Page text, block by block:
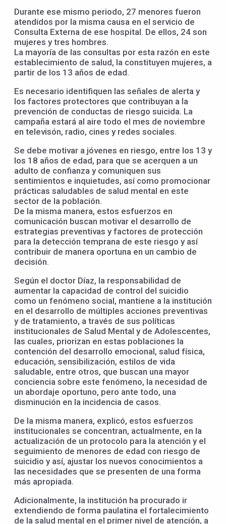
Durante ese mismo periodo, 27 menores fueron
atendidos por la misma causa en el servicio de
Consulta Externa de ese hospital. De ellos, 24 son
mujeres y tres hombres.
La mayoría de las consultas por esta razón en este
establecimiento de salud, la constituyen mujeres, a
partir de los 13 años de edad.
Es necesario identifiquen las señales de alerta y
los factores protectores que contribuyan a la
prevención de conductas de riesgo suicida. La
campaña estará al aire todo el mes de noviembre
en televisón, radio, cines y redes sociales.
Se debe motivar a jóvenes en riesgo, entre los 13 y
los 18 años de edad, para que se acerquen a un
adulto de confianza y comuniquen sus
sentimientos e inquietudes, así como promocionar
prácticas saludables de salud mental en este
sector de la población.
De la misma manera, estos esfuerzos en
comunicación buscan motivar el desarrollo de
estrategias preventivas y factores de protección
para la detección temprana de este riesgo y así
contribuir de manera oportuna en un cambio de
decisión.
Según el doctor Díaz, la responsabilidad de
aumentar la capacidad de control del suicidio
como un fenómeno social, mantiene a la institución
en el desarrollo de múltiples acciones preventivas
y de tratamiento, a través de sus políticas
institucionales de Salud Mental y de Adolescentes,
las cuales, priorizan en estas poblaciones la
contención del desarrollo emocional, salud física,
educación, sensibilización, estilos de vida
saludable, entre otros, que buscan una mayor
conciencia sobre este fenómeno, la necesidad de
un abordaje oportuno, pero ante todo, una
disminución en la incidencia de casos.
De la misma manera, explicó, estos esfuerzos
institucionales se concentran, actualmente, en la
actualización de un protocolo para la atención y el
seguimiento de menores de edad con riesgo de
suicidio y así, ajustar los nuevos conocimientos a
las necesidades que se presenten de una forma
más apropiada.
Adicionalmente, la institución ha procurado ir
extendiendo de forma paulatina el fortalecimiento
de la salud mental en el primer nivel de atención, a